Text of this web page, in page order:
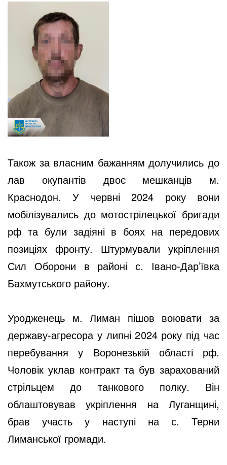
Також за власним бажанням долучились до
лав окупантів двоє мешканців м.
Краснодон. У червні 2024 року вони
мобілізувались до мотострілецької бригади
рф та були задіяні в боях на передових
позиціях фронту. Штурмували укріплення
Сил Оборони в районі с. Івано-Дар’ївка
Бахмутського району.
Уродженець м. Лиман пішов воювати за
державу-агресора у липні 2024 року під час
перебування у Воронезькій області рф.
Чоловік уклав контракт та був зарахований
стрільцем до танкового полку. Він
облаштовував укріплення на Луганщині,
брав участь у наступі на с. Терни
Лиманської громади.